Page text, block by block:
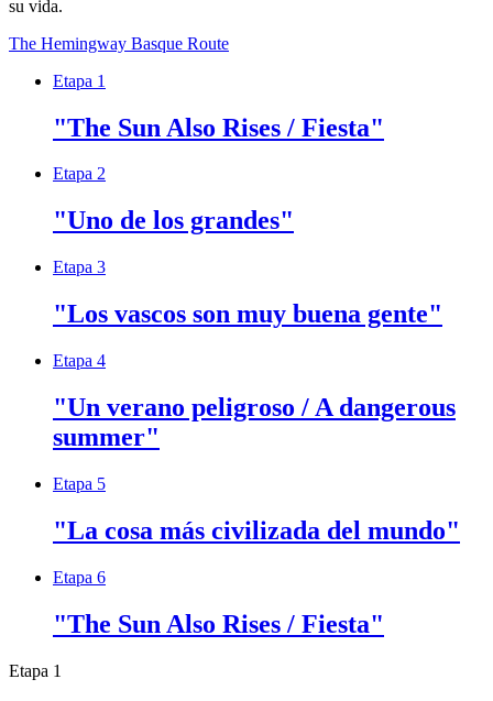
su vida.
The Hemingway Basque Route
Etapa 1
"The Sun Also Rises / Fiesta"
Etapa 2
"Uno de los grandes"
Etapa 3
"Los vascos son muy buena gente"
Etapa 4
"Un verano peligroso / A dangerous
summer"
Etapa 5
"La cosa más civilizada del mundo"
Etapa 6
"The Sun Also Rises / Fiesta"
Etapa 1